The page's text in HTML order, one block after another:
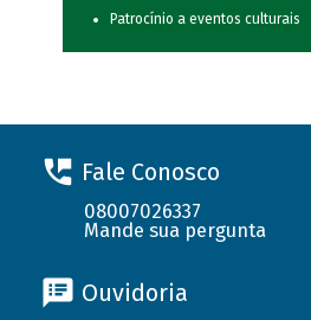
Patrocínio a eventos culturais
Fale Conosco
08007026337
Mande sua pergunta
Ouvidoria